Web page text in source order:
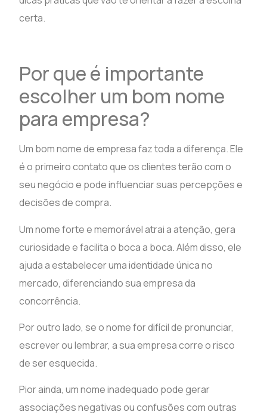
certa.
Por que é importante
escolher um bom nome
para empresa?
Um bom nome de empresa faz toda a diferença. Ele
é o primeiro contato que os clientes terão com o
seu negócio e pode influenciar suas percepções e
decisões de compra.
Um nome forte e memorável atrai a atenção, gera
curiosidade e facilita o boca a boca. Além disso, ele
ajuda a estabelecer uma identidade única no
mercado, diferenciando sua empresa da
concorrência.
Por outro lado, se o nome for difícil de pronunciar,
escrever ou lembrar, a sua empresa corre o risco
de ser esquecida.
Pior ainda, um nome inadequado pode gerar
associações negativas ou confusões com outras